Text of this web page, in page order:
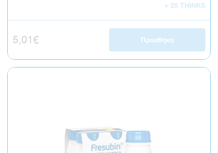
+ 20 THINKS
Κανονική τιμή
5,01€ Προσθήκη